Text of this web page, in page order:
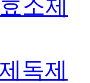
소제
독제